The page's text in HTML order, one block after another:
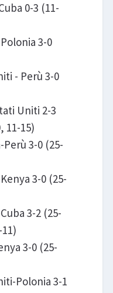
0-3 (11-
3-0
- Perù 3-0
Uniti 2-3
11-15)
3-0 (25-
3-0 (25-
3-2 (25-
3-0 (25-
Polonia 3-1